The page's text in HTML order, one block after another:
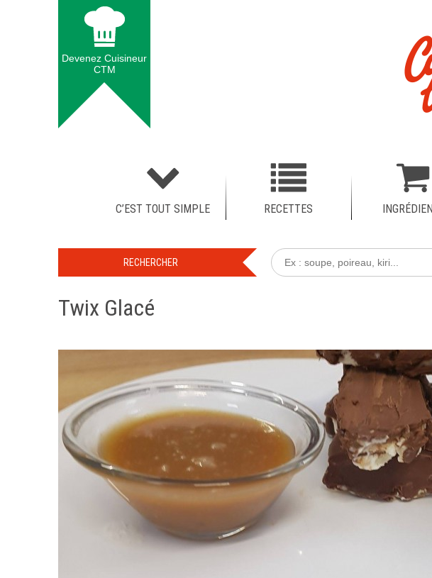
Devenez Cuisineur
CTM
C’EST TOUT SIMPLE RECETTES
Twix Glacé